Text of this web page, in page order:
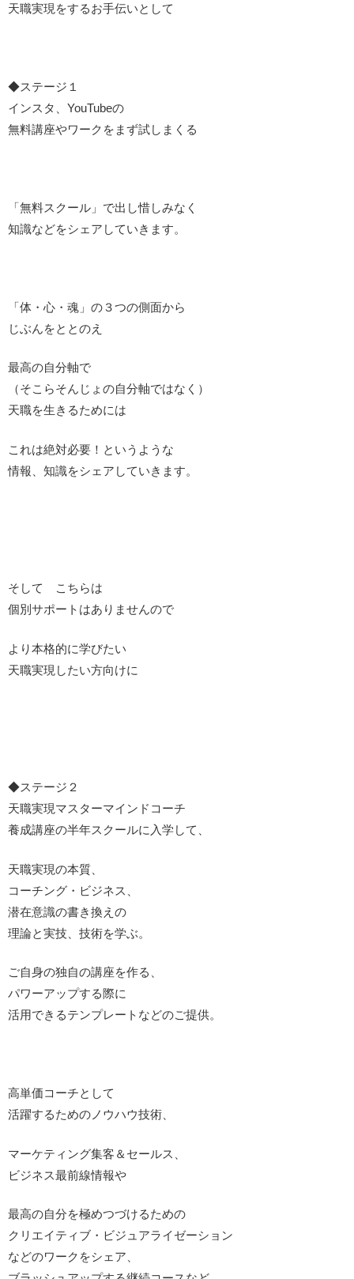
天職実現をするお手伝いとして
◆ステージ１
インスタ、YouTubeの
無料講座やワークをまず試しまくる
「無料スクール」で出し惜しみなく
知識などをシェアしていきます。
「体・心・魂」の３つの側面から
じぶんをととのえ
最高の自分軸で
（そこらそんじょの自分軸ではなく）
天職を生きるためには
これは絶対必要！というような
情報、知識をシェアしていきます。
そして こちらは
個別サポートはありませんので
より本格的に学びたい
天職実現したい方向けに
◆ステージ２
天職実現マスターマインドコーチ
養成講座の半年スクールに入学して、
天職実現の本質、
コーチング・ビジネス、
潜在意識の書き換えの
理論と実技、技術を学ぶ。
ご自身の独自の講座を作る、
パワーアップする際に
活用できるテンプレートなどのご提供。
高単価コーチとして
活躍するためのノウハウ技術、
マーケティング集客＆セールス、
ビジネス最前線情報や
最高の自分を極めつづけるための
クリエイティブ・ビジュアライゼーション
などのワークをシェア、